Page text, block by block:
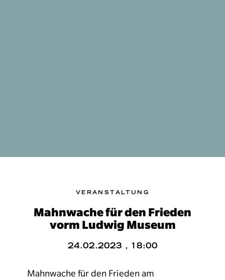
VERANSTALTUNG
Mahnwache für den Frieden
vorm Ludwig Museum
24.02.2023 , 18:00
Mahnwache für den Frieden am